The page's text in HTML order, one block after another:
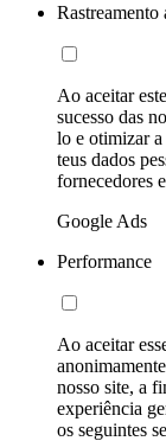
Rastreamento
Ao aceitar
sucesso das
lo e otimizar a
teus dados
fornecedores
Google Ads
Performance
Ao aceitar
nosso site, a
experiência
os seguintes